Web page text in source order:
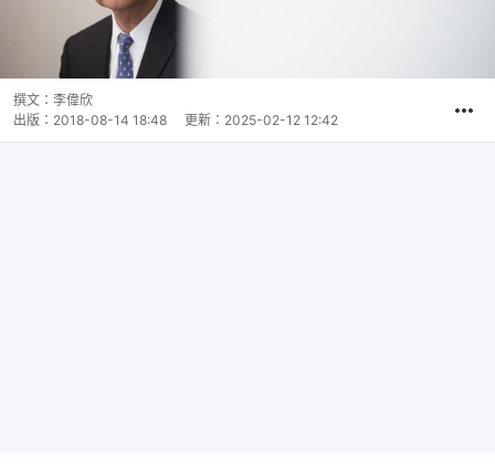
撰文： 李偉欣
出版： 2018-08-14 18:48 更新： 2025-02-12 12:42